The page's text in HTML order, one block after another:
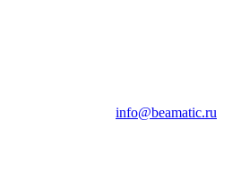
info@beamatic.ru